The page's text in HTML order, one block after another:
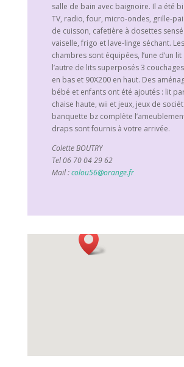
salle de bain avec baignoire. Il a été
TV, radio, four, micro-ondes, grille-
de cuisson, cafetière à dosettes
vaiselle, frigo et lave-linge séchant.
chambres sont équipées, l’une d’un lit
l’autre de lits superposés 3
en bas et 90X200 en haut. Des
bébé et enfants ont été ajoutés : lit
chaise haute, wii et jeux, jeux de
banquette bz complète
draps sont fournis à votre arrivée.
Colette BOUTRY
Tel 06 70 04 29 62
Mail :colou56@orange.fr